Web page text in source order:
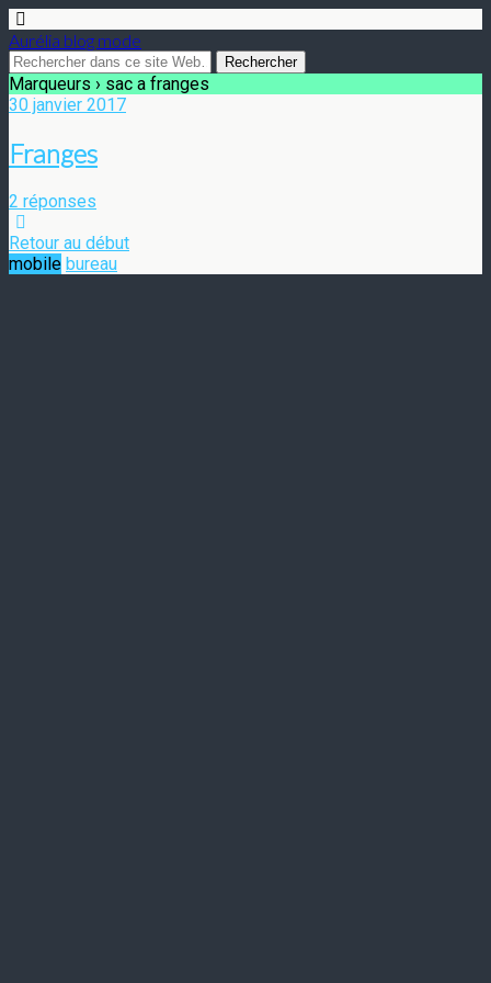
Aurélia blog mode
Marqueurs › sac a franges
30 janvier 2017
Franges
2 réponses
Retour au début
mobile bureau